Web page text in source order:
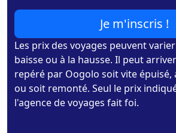
Je m'inscris !
Les prix des voyages peuvent
baisse ou à la hausse. Il peut
repéré par Oogolo soit vite épuisé,
ou soit remonté. Seul le prix
l'agence de voyages fait foi.